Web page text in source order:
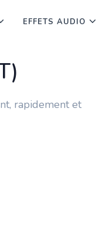
EFFETS AUDIO
rapidement et